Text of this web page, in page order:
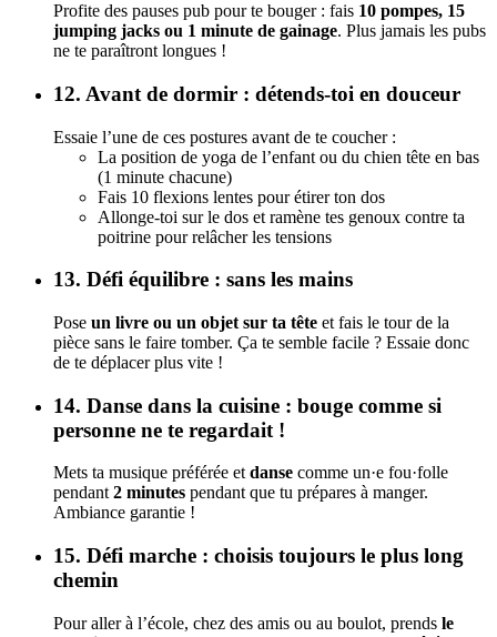
Profite des pauses pub pour te bouger : fais 10 pompes, 15
jumping jacks ou 1 minute de gainage. Plus jamais les pubs
ne te paraîtront longues !
12. Avant de dormir : détends-toi en douceur
Essaie l’une de ces postures avant de te coucher :
La position de yoga de l’enfant ou du chien tête en bas
(1 minute chacune)
Fais 10 flexions lentes pour étirer ton dos
Allonge-toi sur le dos et ramène tes genoux contre ta
poitrine pour relâcher les tensions
13. Défi équilibre : sans les mains
Pose un livre ou un objet sur ta tête et fais le tour de la
pièce sans le faire tomber. Ça te semble facile ? Essaie donc
de te déplacer plus vite !
14. Danse dans la cuisine : bouge comme si
personne ne te regardait !
Mets ta musique préférée etdanse comme un·e fou·folle
pendant2 minutes pendant que tu prépares à manger.
Ambiance garantie !
15. Défi marche : choisis toujours le plus long
chemin
Pour aller à l’école, chez des amis ou au boulot, prends le